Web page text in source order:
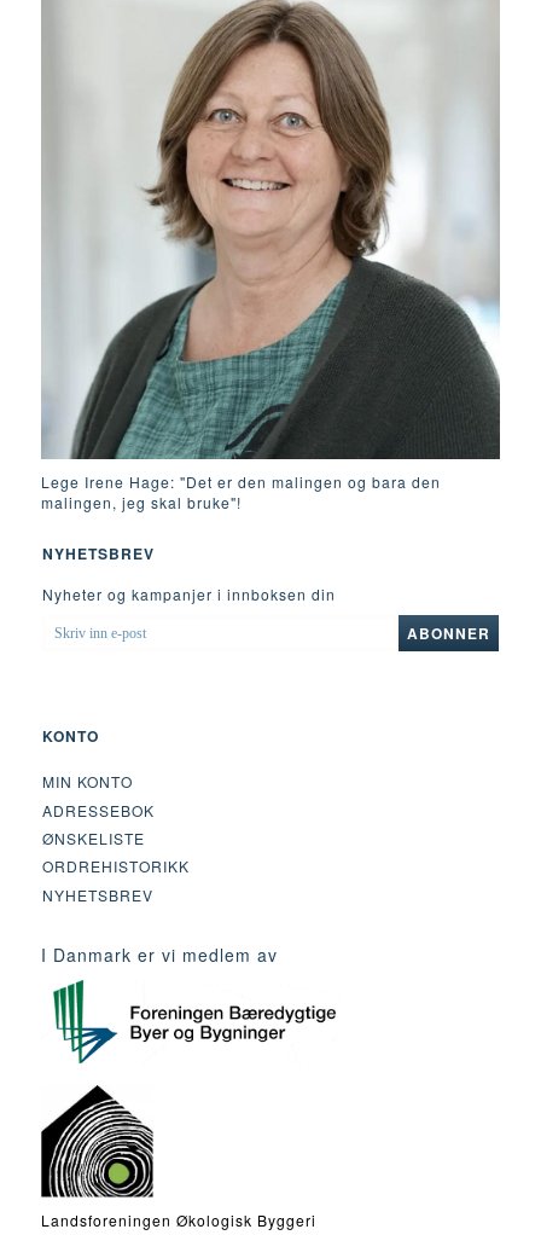
Lege Irene Hage: "Det er den malingen og bara den
malingen, jeg skal bruke"!
NYHETSBREV
Nyheter og kampanjer i innboksen din
SKRIV
INN
ABONNER
KONTO
MIN KONTO
ADRESSEBOK
ØNSKELISTE
ORDREHISTORIKK
NYHETSBREV
I Danmark er vi medlem av
Landsforeningen Økologisk Byggeri